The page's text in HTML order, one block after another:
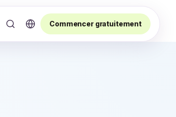
Commencer gratuitement